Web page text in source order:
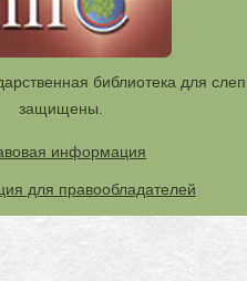
библиотека для
защищены.
информация
для правообладателей